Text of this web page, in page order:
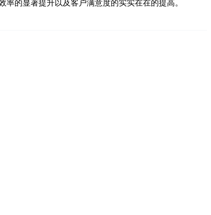
的显著提升以及客户满意度的实实在在的提高。